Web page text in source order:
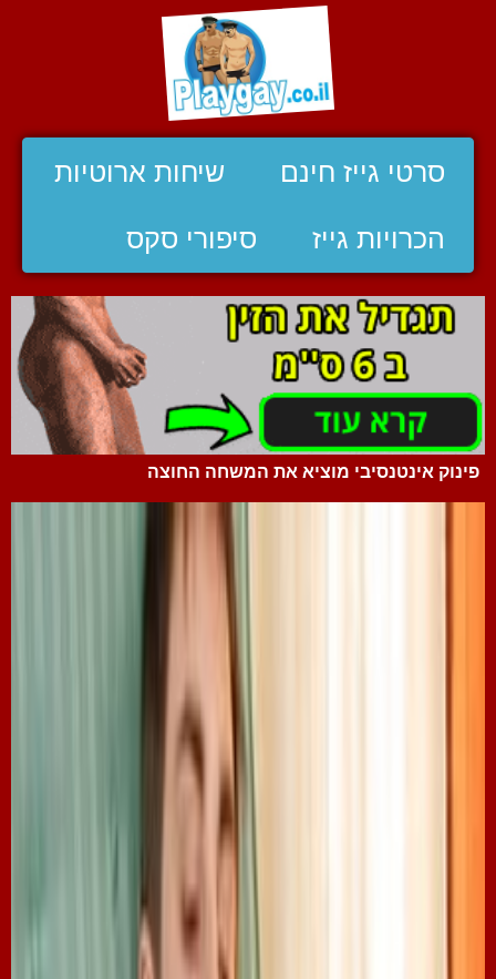
סרטי גייז חינם שיחות ארוטיות
הכרויות גייז סיפורי סקס
פינוק אינטנסיבי מוציא את המשחה החוצה